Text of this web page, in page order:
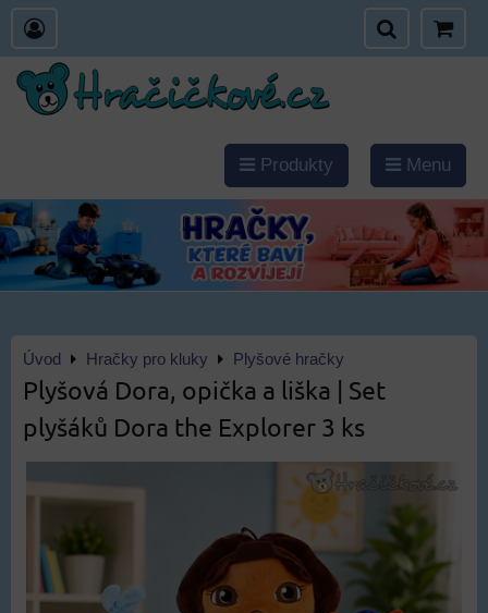
Produkty Menu
Úvod Hračky pro kluky Plyšové hračky
Plyšová Dora, opička a liška | Set
plyšáků Dora the Explorer 3 ks